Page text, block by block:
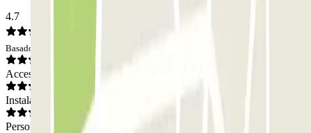
4.7
Basado en 84 opiniones
Acceso
Instalaciones
Personal